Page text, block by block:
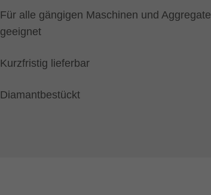
Für alle gängigen Maschinen und Aggregate
geeignet
Kurzfristig lieferbar
Diamantbestückt